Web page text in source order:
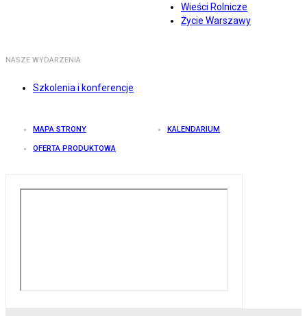
Wieści Rolnicze
Życie Warszawy
NASZE WYDARZENIA
Szkolenia i konferencje
MAPA STRONY KALENDARIUM
OFERTA PRODUKTOWA